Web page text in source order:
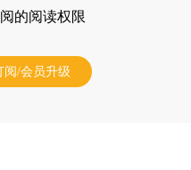
的阅读权限
阅/会员升级